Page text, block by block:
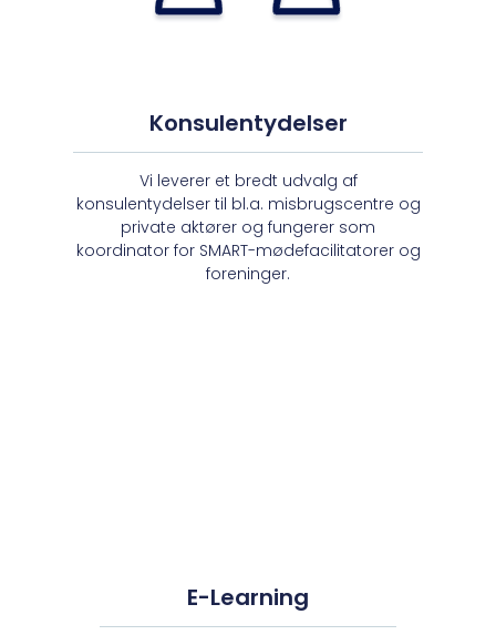
Konsulentydelser
Vi leverer et bredt udvalg af
konsulentydelser til bl.a. misbrugscentre og
private aktører og fungerer som
koordinator for SMART-mødefacilitatorer og
foreninger.
E-Learning